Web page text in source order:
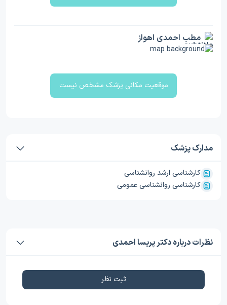
مطب احمدی اهواز
موقعیت مکانی پزشک مشخص نیست
مدارک پزشک
کارشناسی ارشد روانشناسی
کارشناسی روانشناسی عمومی
نظرات درباره دکتر پریسا احمدی
ثبت نظر